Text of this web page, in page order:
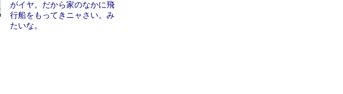
がイヤ。だから家のなかに飛
行船をもってきニャさい。み
たいな。